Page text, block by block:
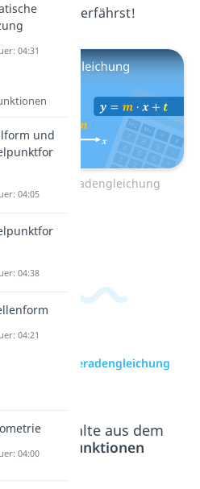
darüber erfährst!
Zum Video: Geradengleichung
Videoseite: Geradengleichung
Inhalte aus dem
Bereich
Funktionen
04:31
und
04:05
04:38
04:21
04:00